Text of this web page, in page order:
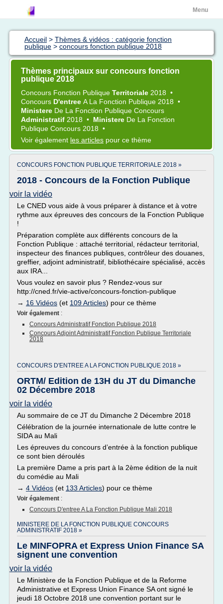
Menu
Accueil > Thèmes & vidéos : catégorie fonction
publique > concours fonction publique 2018
Thèmes principaux sur concours fonction
publique 2018
Concours Fonction Publique Territoriale 2018 •
Concours D'entree A La Fonction Publique 2018 •
Ministere De La Fonction Publique Concours
Administratif 2018 • Ministere De La Fonction
Publique Concours 2018 •
Voir également les articles pour ce thème
CONCOURS FONCTION PUBLIQUE TERRITORIALE 2018 »
2018 - Concours de la Fonction Publique
voir la vidéo
Le CNED vous aide à vous préparer à distance et à votre
rythme aux épreuves des concours de la Fonction Publique
!
Préparation complète aux différents concours de la
Fonction Publique : attaché territorial, rédacteur territorial,
inspecteur des finances publiques, contrôleur des douanes,
greffier, adjoint administratif, bibliothécaire spécialisé, accès
aux IRA...
Vous voulez en savoir plus ? Rendez-vous sur
http://cned.fr/vie-active/concours-fonction-publique
→ 16 Vidéos (et 109 Articles) pour ce thème
Voir également :
Concours Administratif Fonction Publique 2018
Concours Adjoint Administratif Fonction Publique Territoriale
2018
CONCOURS D'ENTREE A LA FONCTION PUBLIQUE 2018 »
ORTM/ Edition de 13H du JT du Dimanche
02 Décembre 2018
voir la vidéo
Au sommaire de ce JT du Dimanche 2 Décembre 2018
Célébration de la journée internationale de lutte contre le
SIDA au Mali
Les épreuves du concours d’entrée à la fonction publique
ce sont bien déroulés
La première Dame a pris part à la 2ème édition de la nuit
du comédie au Mali
→ 4 Vidéos (et 133 Articles) pour ce thème
Voir également :
Concours D'entree A La Fonction Publique Mali 2018
MINISTERE DE LA FONCTION PUBLIQUE CONCOURS
ADMINISTRATIF 2018 »
Le MINFOPRA et Express Union Finance SA
signent une convention
voir la vidéo
Le Ministère de la Fonction Publique et de la Reforme
Administrative et Express Union Finance SA ont signé le
jeudi 18 Octobre 2018 une convention portant sur le